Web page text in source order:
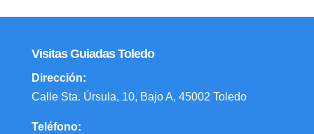
Visitas Guiadas Toledo
Dirección:
Calle Sta. Úrsula, 10, Bajo A, 45002 Toledo
Teléfono: